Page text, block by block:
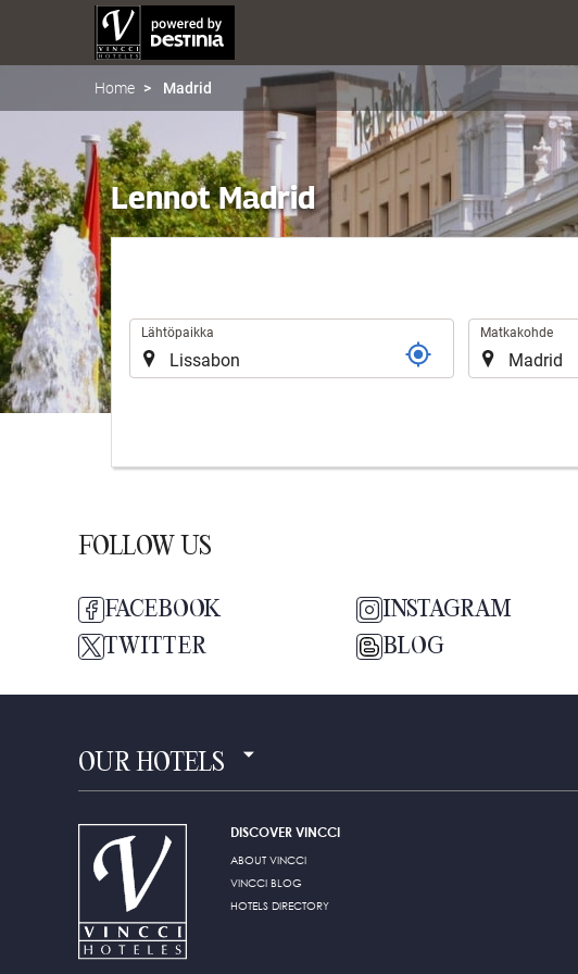
Home Madrid
Lennot Madrid
Reitti
Lähtöpaikka Matkakohde
FOLLOW US
FACEBOOK INSTAGRAM
TWITTER
BLOG
OUR HOTELS
DISCOVER VINCCI
ABOUT VINCCI
VINCCI BLOG
HOTELS DIRECTORY